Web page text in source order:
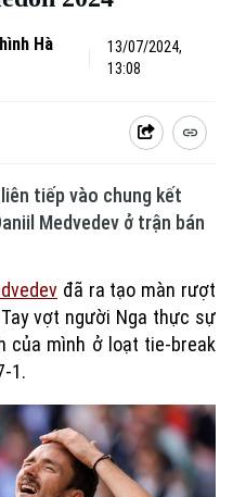
Hà
13/07/2024,
13:08
tiếp vào chung kết
Medvedev ở trận bán
đã ra tạo màn rượt
vợt người Nga thực sự
của mình ở loạt tie-break
1.